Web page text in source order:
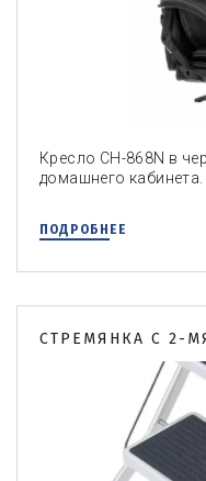
Кресло CH-868N в
домашнего кабинета.
ПОДРОБНЕЕ
СТРЕМЯНКА C 2-